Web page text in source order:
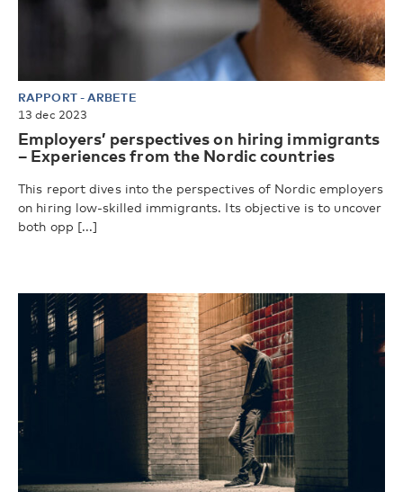
RAPPORT-ARBETE
13 dec 2023
Employers’ perspectives on hiring immigrants
– Experiences from the Nordic countries
This report dives into the perspectives of Nordic employers
on hiring low-skilled immigrants. Its objective is to uncover
both opp [...]